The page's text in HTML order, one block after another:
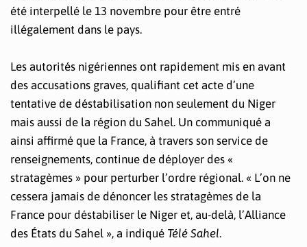
été interpellé le 13 novembre pour être entré
illégalement dans le pays.
Les autorités nigériennes ont rapidement mis en avant
des accusations graves, qualifiant cet acte d’une
tentative de déstabilisation non seulement du Niger
mais aussi de la région du Sahel. Un communiqué a
ainsi affirmé que la France, à travers son service de
renseignements, continue de déployer des «
stratagèmes » pour perturber l’ordre régional. « L’on ne
cessera jamais de dénoncer les stratagèmes de la
France pour déstabiliser le Niger et, au-delà, l’Alliance
des États du Sahel », a indiqué Télé Sahel.